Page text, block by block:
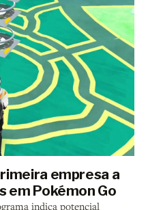
empresa a
em Pokémon Go
indica potencial